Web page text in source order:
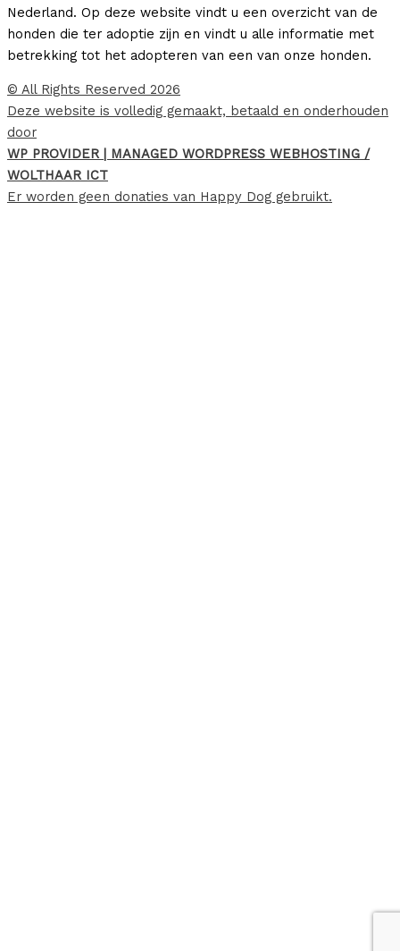
Nederland. Op deze website vindt u een overzicht van de
honden die ter adoptie zijn en vindt u alle informatie met
betrekking tot het adopteren van een van onze honden.
© All Rights Reserved 2026
Deze website is volledig gemaakt, betaald en onderhouden
door
WP PROVIDER | MANAGED WORDPRESS WEBHOSTING /
WOLTHAAR ICT
Er worden geen donaties van Happy Dog gebruikt.